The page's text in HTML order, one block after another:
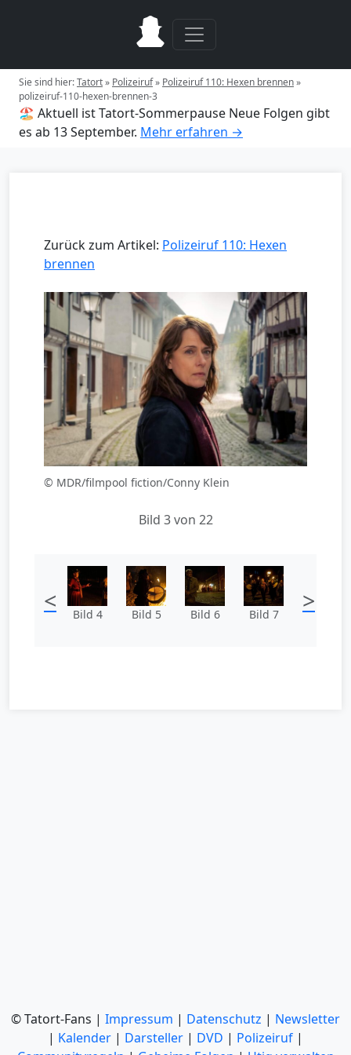
Sie sind hier:Tatort» Polizeiruf» Polizeiruf 110: Hexen brennen»
polizeiruf-110-hexen-brennen-3
🏖️ Aktuell ist Tatort-Sommerpause Neue Folgen gibt
es ab 13 September. Mehr erfahren →
Zurück zum Artikel: Polizeiruf 110: Hexen
brennen
© MDR/filmpool fiction/Conny Klein
Bild 3 von 22
< Bild 4 Bild 5 Bild 6 Bild 7 >
© Tatort-Fans | Impressum | Datenschutz | Newsletter
| Kalender | Darsteller | DVD | Polizeiruf |